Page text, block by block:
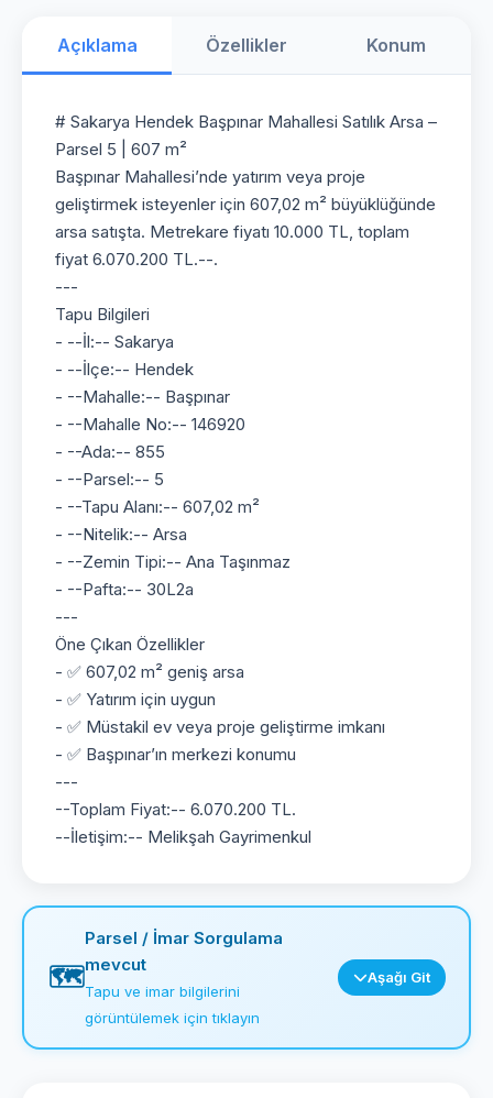
Açıklama Özellikler Konum
# Sakarya Hendek Başpınar Mahallesi Satılık Arsa –
Parsel 5 | 607 m²
Başpınar Mahallesi’nde yatırım veya proje
geliştirmek isteyenler için 607,02 m² büyüklüğünde
arsa satışta. Metrekare fiyatı 10.000 TL, toplam
fiyat 6.070.200 TL.--.
---
Tapu Bilgileri
- --İl:-- Sakarya
- --İlçe:-- Hendek
- --Mahalle:-- Başpınar
- --Mahalle No:-- 146920
- --Ada:-- 855
- --Parsel:-- 5
- --Tapu Alanı:-- 607,02 m²
- --Nitelik:-- Arsa
- --Zemin Tipi:-- Ana Taşınmaz
- --Pafta:-- 30L2a
---
Öne Çıkan Özellikler
- ✅ 607,02 m² geniş arsa
- ✅ Yatırım için uygun
- ✅ Müstakil ev veya proje geliştirme imkanı
- ✅ Başpınar’ın merkezi konumu
---
--Toplam Fiyat:-- 6.070.200 TL.
--İletişim:-- Melikşah Gayrimenkul
🗺️
Parsel / İmar Sorgulama
mevcut
Tapu ve imar bilgilerini
görüntülemek için tıklayın
Aşağı Git